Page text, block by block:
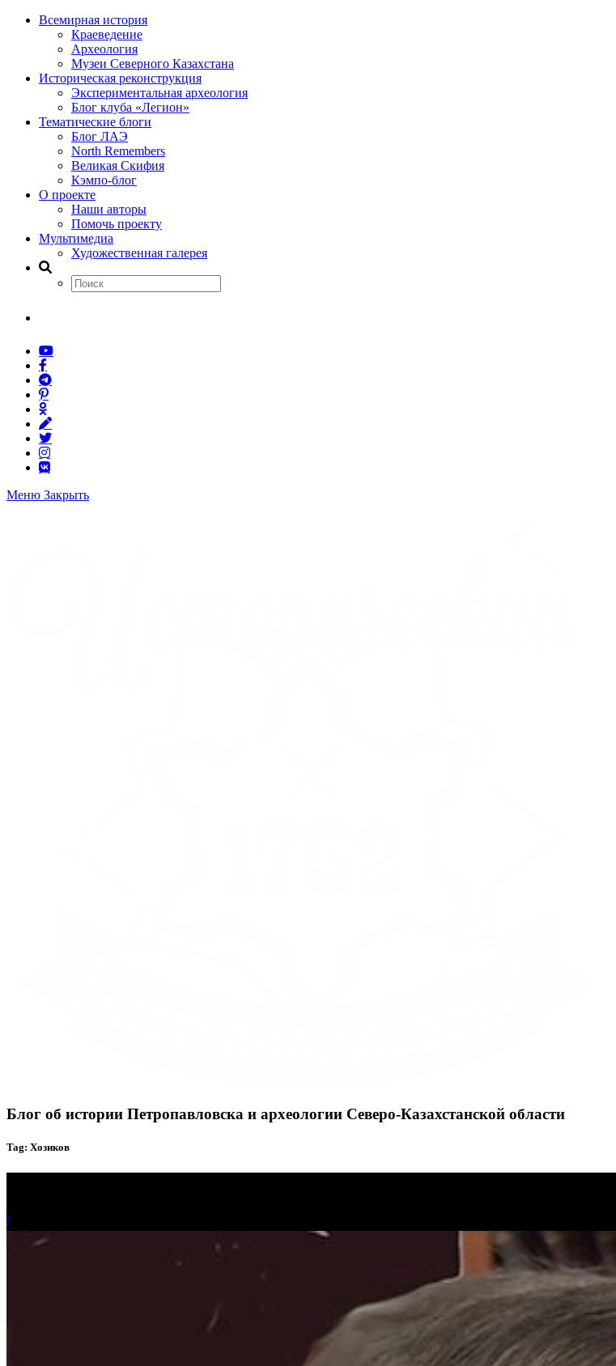
Всемирная история
Краеведение
Археология
Музеи Северного Казахстана
Историческая реконструкция
Экспериментальная археология
Блог клуба «Легион»
Тематические блоги
Блог ЛАЭ
North Remembers
Великая Скифия
Кэмпо-блог
О проекте
Наши авторы
Помочь проекту
Мультимедиа
Художественная галерея
Меню Закрыть
Блог об истории Петропавловска и археологии Северо-Казахстанской области
Tag: Хозиков
!